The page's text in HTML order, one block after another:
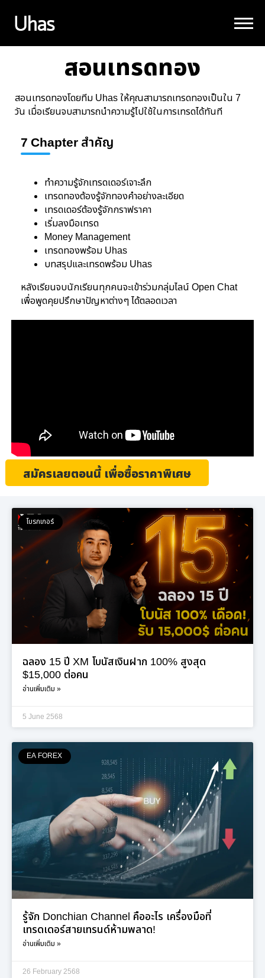
สอนเทรดทอง
สอนเทรดทองโดยทีม Uhas ให้คุณสามารถเทรดทองเป็นใน 7
วัน เมื่อเรียนจบสามารถนำความรู้ไปใช้ในการเทรดได้ทันที
7 Chapter สำคัญ
ทำความรู้จักเทรดเดอร์เจาะลึก
เทรดทองต้องรู้จักทองคำอย่างละเอียด
เทรดเดอร์ต้องรู้จักกราฟราคา
เริ่มลงมือเทรด
Money Management
เทรดทองพร้อม Uhas
บทสรุปและเทรดพร้อม Uhas
หลังเรียนจบนักเรียนทุกคนจะเข้าร่วมกลุ่มไลน์ Open Chat
เพื่อพูดคุยปรึกษาปัญหาต่างๆ ได้ตลอดเวลา
สมัครเลยตอนนี้ เพื่อซื้อราคาพิเศษ
โบรกเกอร์
ฉลอง 15 ปี XM โบนัสเงินฝาก 100% สูงสุด
$15,000 ต่อคน
อ่านเพิ่มเติม »
5 June 2568
EA FOREX
รู้จัก Donchian Channel คืออะไร เครื่องมือที่
เทรดเดอร์สายเทรนด์ห้ามพลาด!
อ่านเพิ่มเติม »
26 February 2568